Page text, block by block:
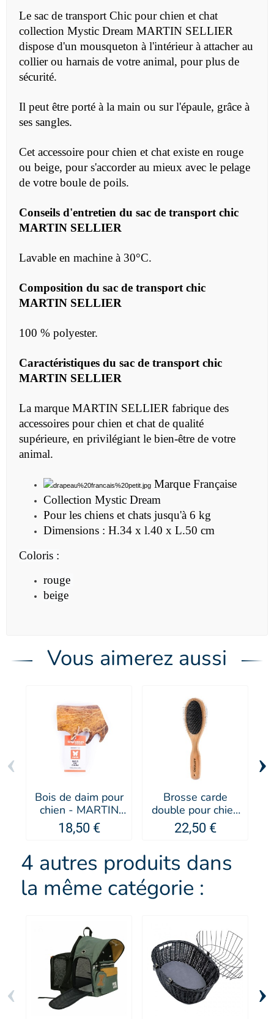
Le sac de transport Chic pour chien et chat
collection Mystic Dream MARTIN SELLIER
dispose d'un mousqueton à l'intérieurà attacher au
collier ou harnais de votre animal, pour plus de
sécurité.
Il peut être porté à la main ou sur l'épaule, grâce à
ses sangles.
Cet accessoire pour chien et chat existe en rouge
ou beige, pour s'accorder au mieux avec le pelage
de votre boule de poils.
Conseils d'entretien du sac de transport chic
MARTIN SELLIER
Lavable en machine à 30°C.
Composition du sac de transport chic
MARTIN SELLIER
100 % polyester.
Caractéristiques du sac de transport chic
MARTIN SELLIER
La marque MARTIN SELLIER fabrique des
accessoires pour chien et chat de qualité
supérieure, en privilégiant le bien-être de votre
animal.
Marque Française
Collection Mystic Dream
Pour les chiens et chats jusqu'à 6 kg
Dimensions : H.34 x l.40 x L.50 cm
Coloris :
rouge
beige
Vous aimerez aussi
Bois de daim pour
chien - MARTIN
SELLIER
18,50 €
Brosse carde
double pour chien
et chat à poils fins
- Artero
22,50 €
‹ ›
4 autres produits dans
la même catégorie :
‹ ›